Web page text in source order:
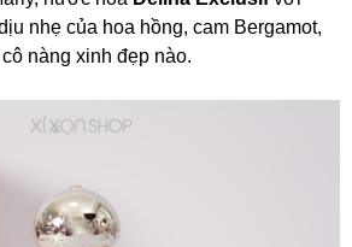
nhẹ của hoa hồng, cam Bergamot,
nàng xinh đẹp nào.